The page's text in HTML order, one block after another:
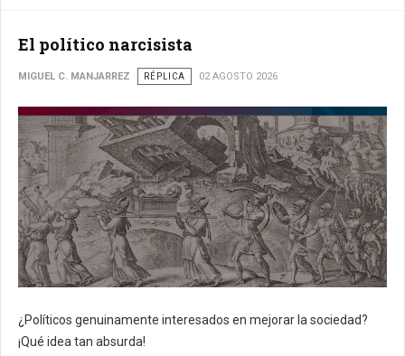
El político narcisista
MIGUEL C. MANJARREZ RÉPLICA 02 AGOSTO 2026
¿Políticos genuinamente interesados en mejorar la sociedad?
¡Qué idea tan absurda!